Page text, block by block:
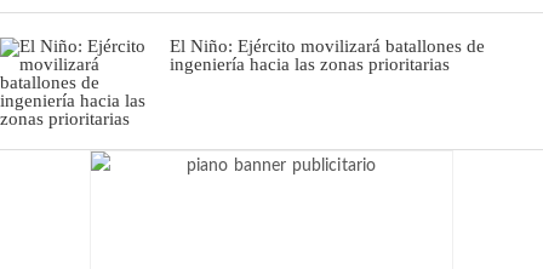
El Niño: Ejército movilizará batallones de
ingeniería hacia las zonas prioritarias